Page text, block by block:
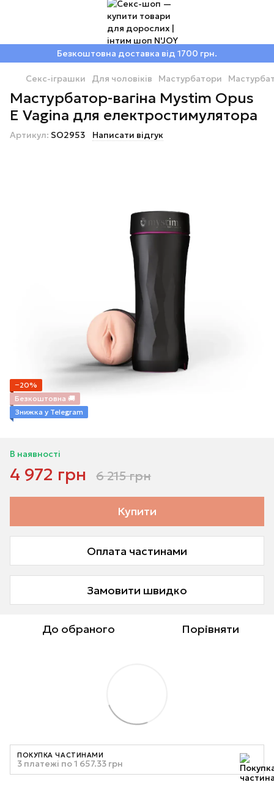
Безкоштовна доставка від 1700 грн.
Секс-іграшки Для чоловіків Мастурбатори
Мастурбатор-вагіна Mystim Opus
E Vagina для електростимулятора
Артикул: SO2953 Написати відгук
−20%
Безкоштовна 🚚
Знижка у Telegram
В наявності
4 972 грн 6 215 грн
Купити
Оплата частинами
Замовити швидко
До обраного Порівняти
ПОКУПКА ЧАСТИНАМИ
3 платежі по 1 657.33 грн